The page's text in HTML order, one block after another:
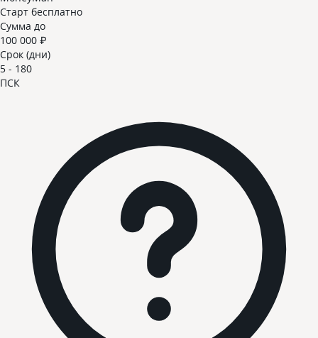
Старт бесплатно
Сумма до
100 000 ₽
Срок (дни)
5 - 180
ПСК